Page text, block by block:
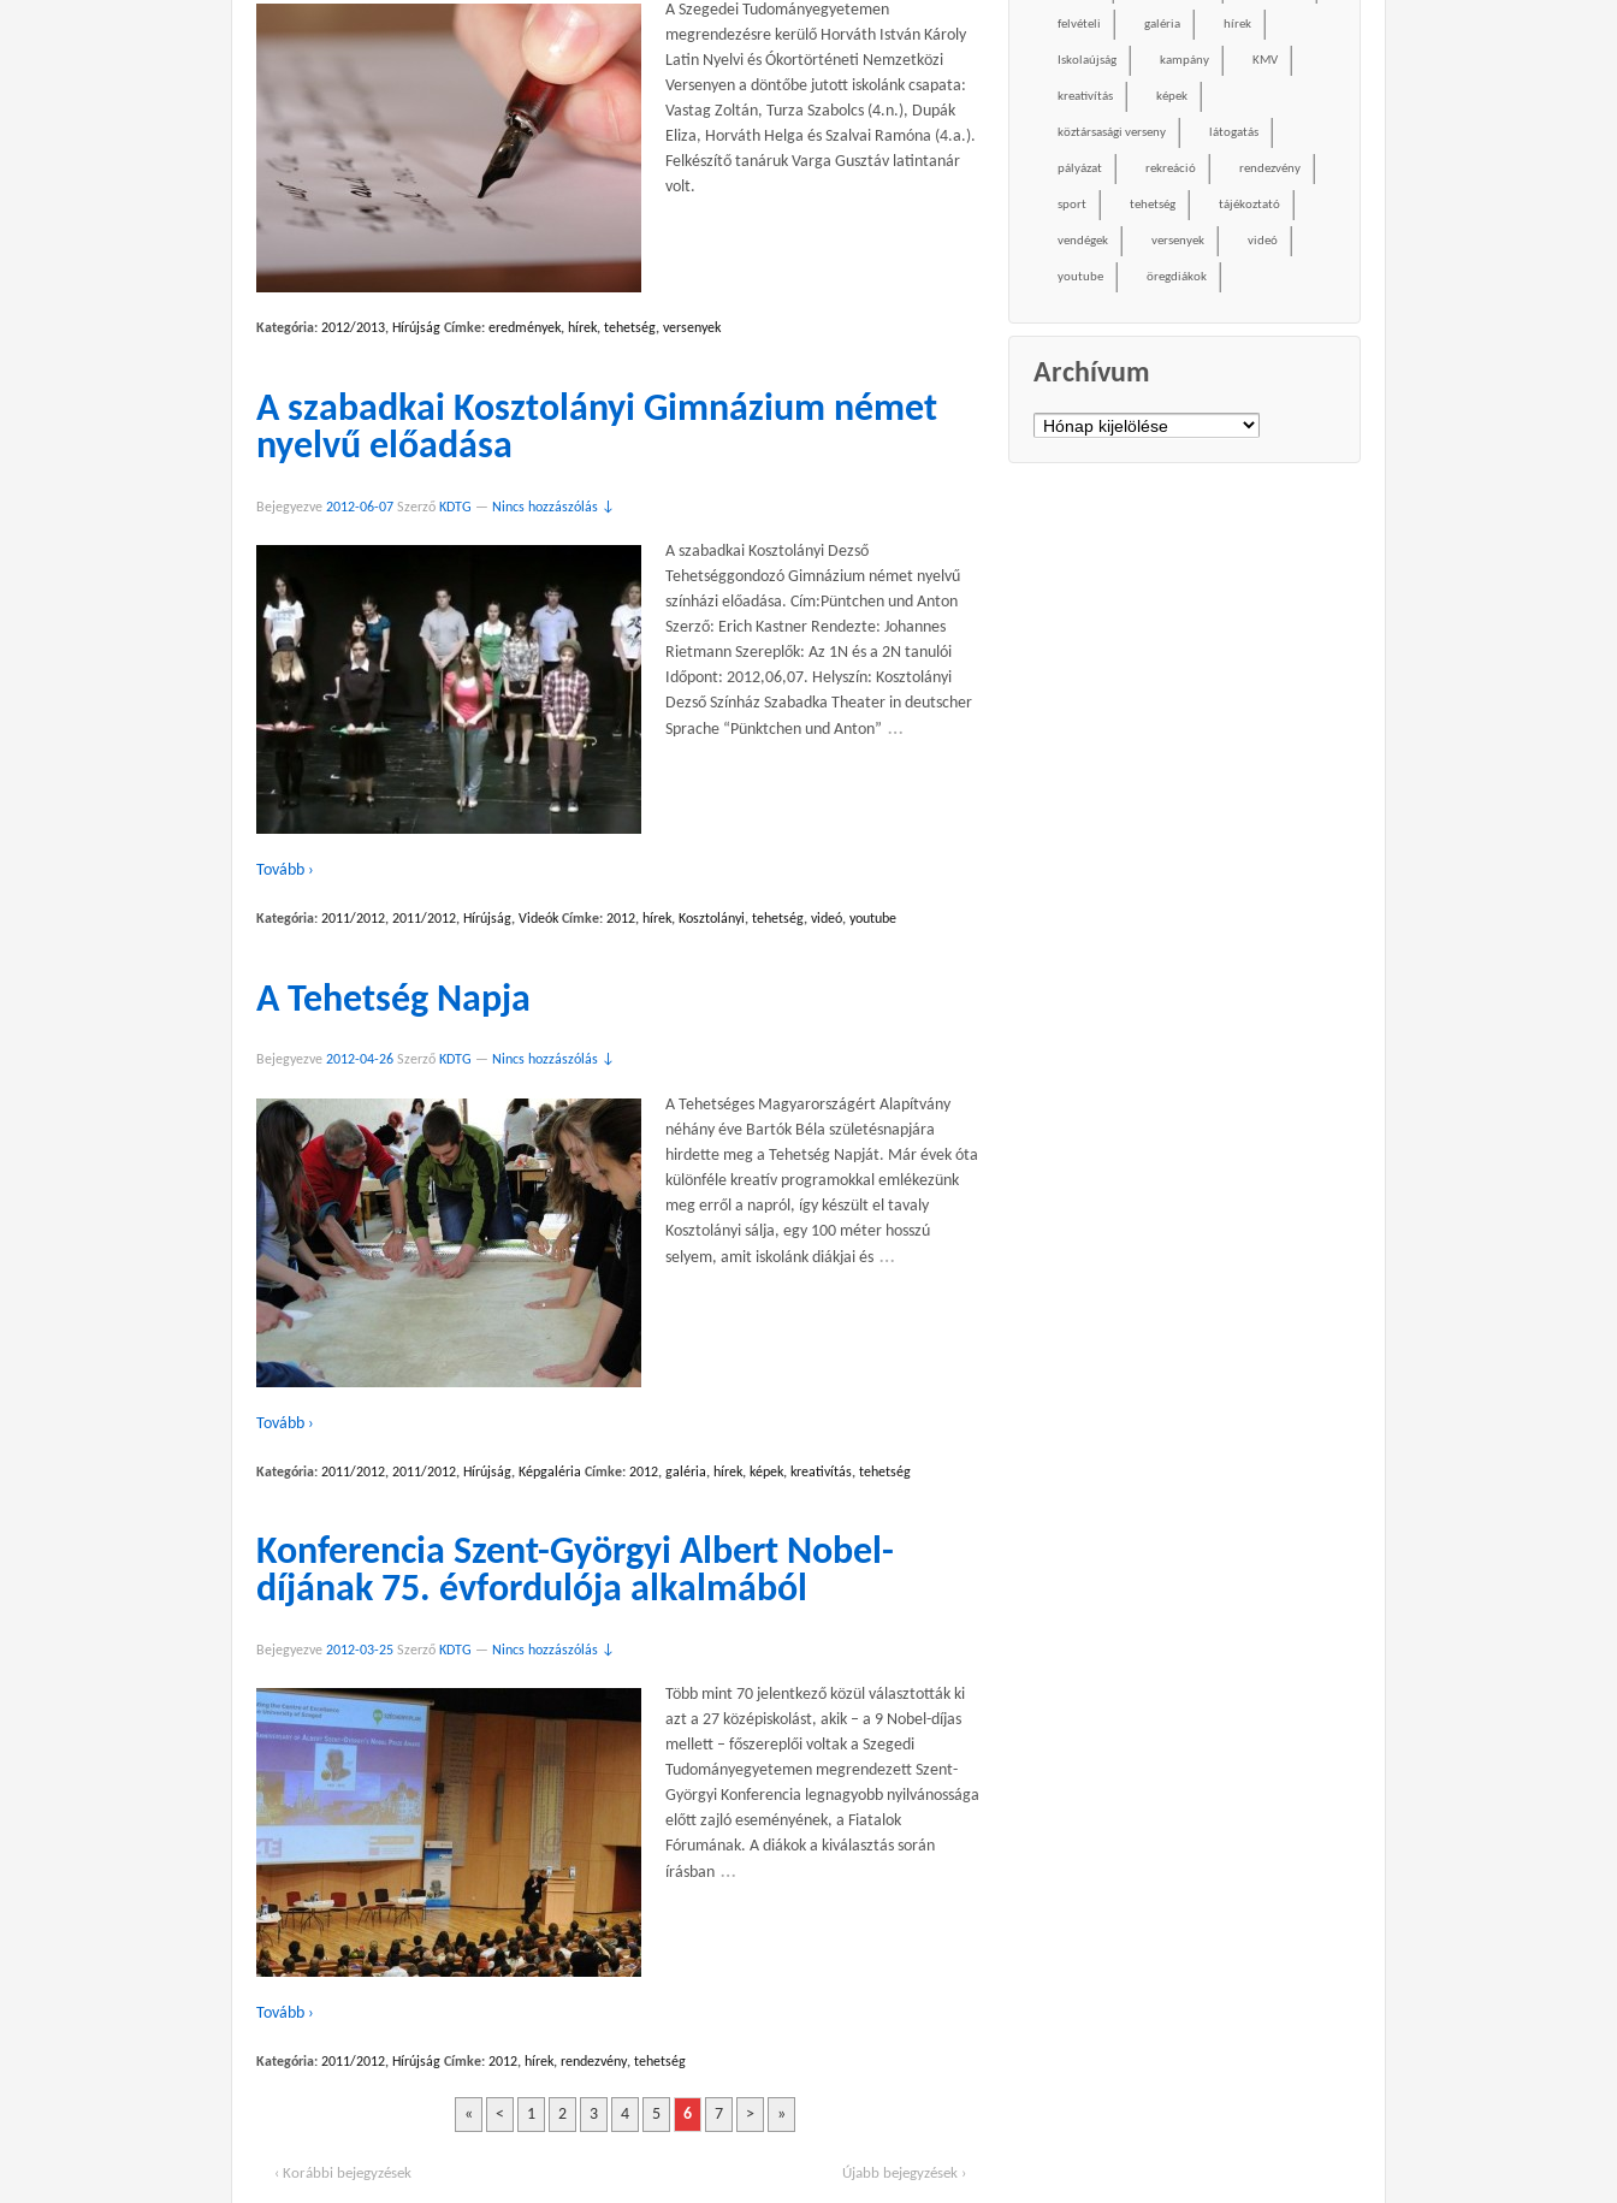
A Szegedei Tudományegyetemen
megrendezésre kerülő Horváth István Károly
Latin Nyelvi és Ókortörténeti Nemzetközi
Versenyen a döntőbe jutott iskolánk csapata:
Vastag Zoltán, Turza Szabolcs (4.n.), Dupák
Eliza, Horváth Helga és Szalvai Ramóna (4.a.).
Felkészítő tanáruk Varga Gusztáv latintanár
volt.
Kategória: 2012/2013, Hírújság Címke: eredmények, hírek, tehetség, versenyek
A szabadkai Kosztolányi Gimnázium német
nyelvű előadása
Bejegyezve 2012-06-07 Szerző KDTG — Nincs hozzászólás ↓
A szabadkai Kosztolányi Dezső
Tehetséggondozó Gimnázium német nyelvű
színházi előadása. Cím:Püntchen und Anton
Szerző: Erich Kastner Rendezte: Johannes
Rietmann Szereplők: Az 1N és a 2N tanulói
Időpont: 2012,06,07. Helyszín: Kosztolányi
Dezső Színház Szabadka Theater in deutscher
Sprache “Pünktchen und Anton” …
Tovább ›
Kategória: 2011/2012, 2011/2012, Hírújság, Videók Címke: 2012, hírek, Kosztolányi, tehetség, videó, youtube
A Tehetség Napja
Bejegyezve 2012-04-26 Szerző KDTG — Nincs hozzászólás ↓
A Tehetséges Magyarországért Alapítvány
néhány éve Bartók Béla születésnapjára
hirdette meg a Tehetség Napját. Már évek óta
különféle kreatív programokkal emlékezünk
meg erről a napról, így készült el tavaly
Kosztolányi sálja, egy 100 méter hosszú
selyem, amit iskolánk diákjai és …
Tovább ›
Kategória: 2011/2012, 2011/2012, Hírújság, Képgaléria Címke: 2012, galéria, hírek, képek, kreativítás, tehetség
Konferencia Szent-Györgyi Albert Nobel-
díjának 75. évfordulója alkalmából
Bejegyezve 2012-03-25 Szerző KDTG — Nincs hozzászólás ↓
Több mint 70 jelentkező közül választották ki
azt a 27 középiskolást, akik – a 9 Nobel-díjas
mellett – főszereplői voltak a Szegedi
Tudományegyetemen megrendezett Szent-
Györgyi Konferencia legnagyobb nyilvánossága
előtt zajló eseményének, a Fiatalok
Fórumának. A diákok a kiválasztás során
írásban …
Tovább ›
Kategória: 2011/2012, Hírújság Címke: 2012, hírek, rendezvény, tehetség
« < 1 2 3 4 5 6 7 > »
‹ Korábbi bejegyzések Újabb bejegyzések ›
felvételi galéria hírek
Iskolaújság kampány KMV
kreativítás képek
köztársasági verseny látogatás
pályázat rekreáció rendezvény
sport tehetség tájékoztató
vendégek versenyek videó
youtube öregdiákok
Archívum
Archívum